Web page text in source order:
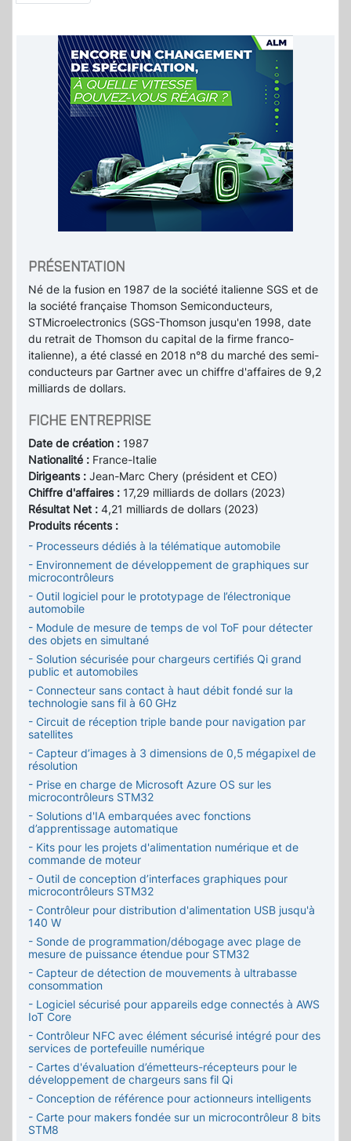
PRÉSENTATION
Né de la fusion en 1987 de la société italienne SGS et de
la société française Thomson Semiconducteurs,
STMicroelectronics (SGS-Thomson jusqu'en 1998, date
du retrait de Thomson du capital de la firme franco-
italienne), a été classé en 2018 n°8 du marché des semi-
conducteurs par Gartner avec un chiffre d'affaires de 9,2
milliards de dollars.
FICHE ENTREPRISE
Date de création : 1987
Nationalité : France-Italie
Dirigeants : Jean-Marc Chery (président et CEO)
Chiffre d'affaires : 17,29 milliards de dollars (2023)
Résultat Net : 4,21 milliards de dollars (2023)
Produits récents :
- Processeurs dédiés à la télématique automobile
- Environnement de développement de graphiques sur
microcontrôleurs
- Outil logiciel pour le prototypage de l’électronique
automobile
- Module de mesure de temps de vol ToF pour détecter
des objets en simultané
- Solution sécurisée pour chargeurs certifiés Qi grand
public et automobiles
- Connecteur sans contact à haut débit fondé sur la
technologie sans fil à 60 GHz
- Circuit de réception triple bande pour navigation par
satellites
- Capteur d’images à 3 dimensions de 0,5 mégapixel de
résolution
- Prise en charge de Microsoft Azure OS sur les
microcontrôleurs STM32
- Solutions d'IA embarquées avec fonctions
d’apprentissage automatique
- Kits pour les projets d'alimentation numérique et de
commande de moteur
- Outil de conception d’interfaces graphiques pour
microcontrôleurs STM32
- Contrôleur pour distribution d'alimentation USB jusqu'à
140 W
- Sonde de programmation/débogage avec plage de
mesure de puissance étendue pour STM32
- Capteur de détection de mouvements à ultrabasse
consommation
- Logiciel sécurisé pour appareils edge connectés à AWS
IoT Core
- Contrôleur NFC avec élément sécurisé intégré pour des
services de portefeuille numérique
- Cartes d'évaluation d’émetteurs-récepteurs pour le
développement de chargeurs sans fil Qi
- Conception de référence pour actionneurs intelligents
- Carte pour makers fondée sur un microcontrôleur 8 bits
STM8